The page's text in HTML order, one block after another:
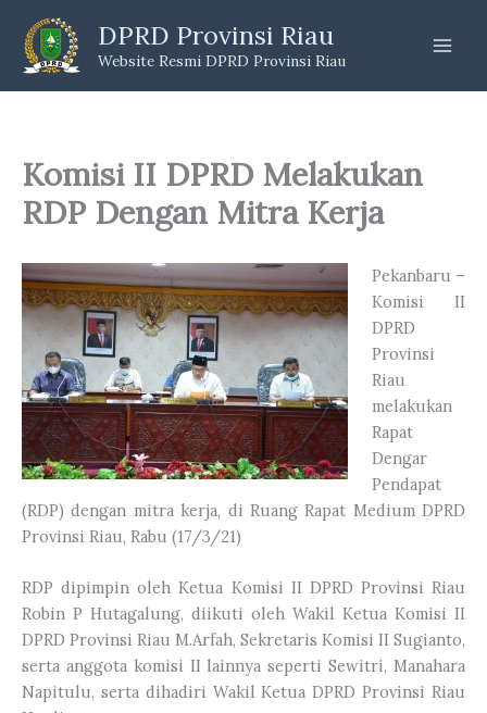
content
DPRD Provinsi Riau
Website Resmi DPRD Provinsi Riau
Komisi II DPRD Melakukan
RDP Dengan Mitra Kerja
Pekanbaru –
Komisi II
DPRD
Provinsi
Riau
melakukan
Rapat
Dengar
Pendapat
(RDP) dengan mitra kerja, di Ruang Rapat Medium DPRD
Provinsi Riau, Rabu (17/3/21)
RDP dipimpin oleh Ketua Komisi II DPRD Provinsi Riau
Robin P Hutagalung, diikuti oleh Wakil Ketua Komisi II
DPRD Provinsi Riau M.Arfah, Sekretaris Komisi II Sugianto,
serta anggota komisi II lainnya seperti Sewitri, Manahara
Napitulu, serta dihadiri Wakil Ketua DPRD Provinsi Riau